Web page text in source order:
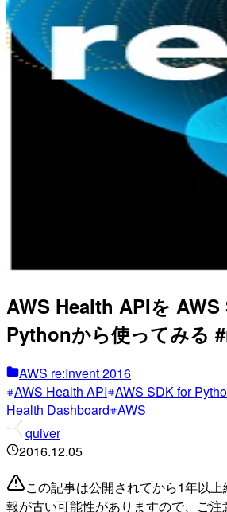
AWS Health APIを
Pythonから使ってみる
AWS re:Invent 2016
AWS Health API AWS SDK for
Health Dashboard AWS
quiver
2016.12.05
この記事は公開されてから1年以
報が古い可能性がありますので、ご注